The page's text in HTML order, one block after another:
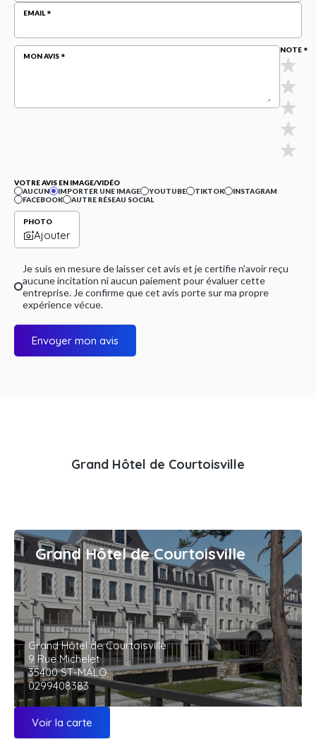
EMAIL
MON AVIS
NOTE
VOTRE AVIS EN IMAGE/VIDÉO
AUCUN
IMPORTER UNE IMAGE YOUTUBE TIKTOK
INSTAGRAM
FACEBOOK
AUTRE RÉSEAU SOCIAL
PHOTO
Ajouter
Je suis en mesure de laisser cet avis et je certifie n'avoir reçu
aucune incitation ni aucun paiement pour évaluer cette
entreprise. Je confirme que cet avis porte sur ma propre
expérience vécue.
Envoyer mon avis
Grand Hôtel de Courtoisville
Grand Hôtel de Courtoisville
Grand Hôtel de Courtoisville
9 Rue Michelet
35400 ST-MALO
0299408383
Voir la carte